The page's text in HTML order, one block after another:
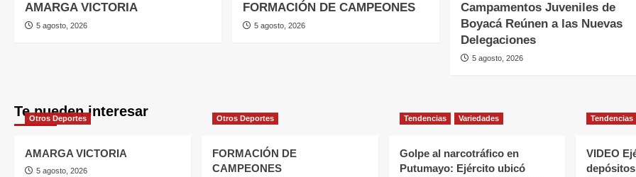
AMARGA VICTORIA
5 agosto, 2026
FORMACIÓN DE CAMPEONES
5 agosto, 2026
Campamentos Juveniles de
Boyacá Reúnen a las Nuevas
Delegaciones
5 agosto, 2026
Te pueden interesar
Otros Deportes
AMARGA VICTORIA
5 agosto, 2026
Otros Deportes
FORMACIÓN DE
CAMPEONES
Tendencias Variedades
Golpe al narcotráfico en
Putumayo: Ejército ubicó
Tendencias
VIDEO